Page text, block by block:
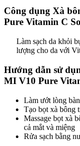
Công dụng Xà
Pure Vitamin C
Làm sạch da khỏi
lượng cho da với
Hướng dẫn sử
MI V10 Pure
Làm ướt lòng
Tạo bọt xà bông
Massage bọt xà
cả mắt và miệng
Rửa sạch bằng